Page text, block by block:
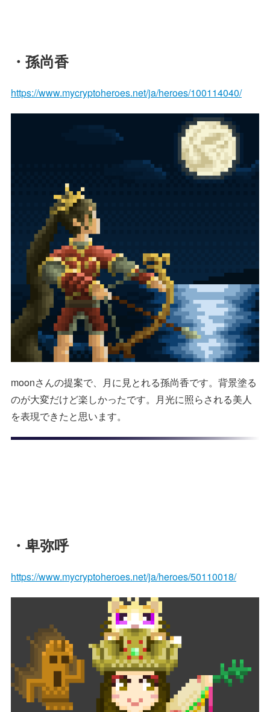
・孫尚香
https://www.mycryptoheroes.net/ja/heroes/100114040/
moonさんの提案で、月に見とれる孫尚香です。背景塗る
のが大変だけど楽しかったです。月光に照らされる美人
を表現できたと思います。
・卑弥呼
https://www.mycryptoheroes.net/ja/heroes/50110018/